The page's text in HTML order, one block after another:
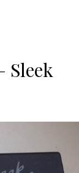
Sleek